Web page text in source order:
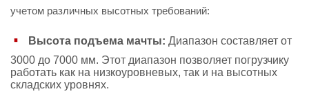
учетом различных высотных требований:
Высота подъема мачты: Диапазон составляет от
3000 до 7000 мм. Этот диапазон позволяет погрузчику
работать как на низкоуровневых, так и на высотных
складских уровнях.